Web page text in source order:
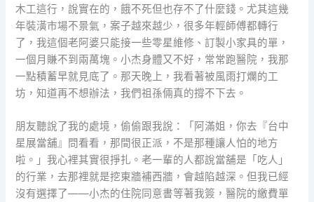
木工這行，說實在的，餓不死但也存不了什麼錢。尤其這幾
年裝潢市場不景氣，案子越來越少，很多年輕師傅都轉行
了，我這個老阿婆只能接一些零星維修、訂製小家具的單，
一個月賺不到兩萬塊。小杰身體又不好，常常跑醫院，我那
一點積蓄早就見底了。那天晚上，我看著被風雨打爛的工
坊，知道再不想辦法，我們祖孫倆真的撐不下去。
朋友聽說了我的處境，偷偷跟我說：「阿滿姐，你去『台中
星展當舖』問看看，那間很正派，不是那種讓人怕的地方
啦。」我心裡其實很掙扎。老一輩的人都說當舖是「吃人」
的行業，去那裡就是挖東牆補西牆，會越陷越深。但我已經
沒有選擇了——小杰的住院同意書等著我簽，醫院的繳費單